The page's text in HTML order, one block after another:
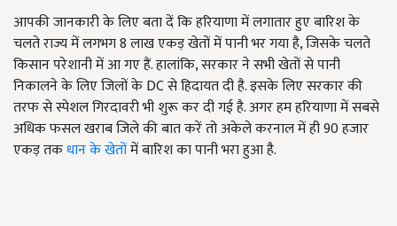
आपकी जानकारी के लिए बता दें कि हरियाणा में लगातार हुए बारिश के
चलते राज्य में लगभग 8 लाख एकड़ खेतों में पानी भर गया है, जिसके चलते
किसान परेशानी में आ गए हैं. हालांकि, सरकार ने सभी खेतों से पानी
निकालने के लिए जिलों के DC से हिदायत दी है. इसके लिए सरकार की
तरफ से स्पेशल गिरदावरी भी शुरू कर दी गई है. अगर हम हरियाणा में सबसे
अधिक फसल खराब जिले की बात करें तो अकेले करनाल में ही 90 हजार
एकड़ तकधान के खेतोंमें बारिश का पानी भरा हुआ है.